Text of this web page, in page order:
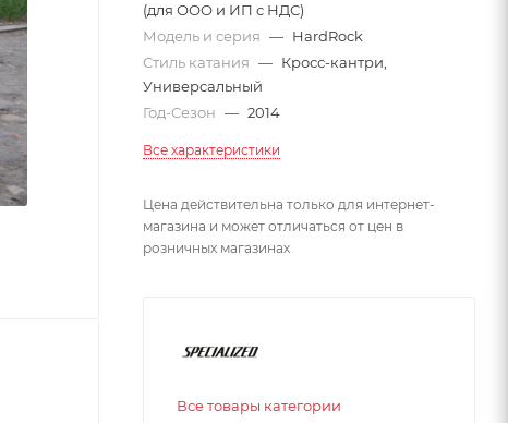
(для ООО и ИП с НДС)
Модель и серия — HardRock
Стиль катания — Кросс-кантри,
Универсальный
Год-Сезон — 2014
Все характеристики
Цена действительна только для интернет-
магазина и может отличаться от цен в
розничных магазинах
Все товары категории